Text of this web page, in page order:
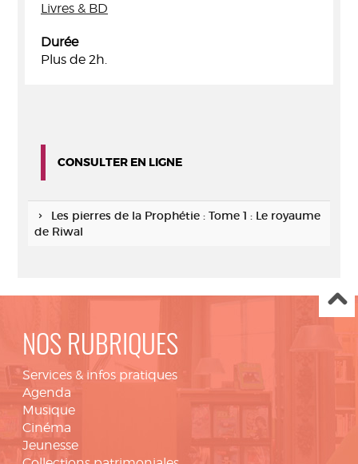
Livres & BD
Durée
Plus de 2h.
CONSULTER EN LIGNE
Les pierres de la Prophétie : Tome 1 : Le royaume
de Riwal
NOS RUBRIQUES
Services & infos pratiques
Agenda
Musique
Cinéma
Jeunesse